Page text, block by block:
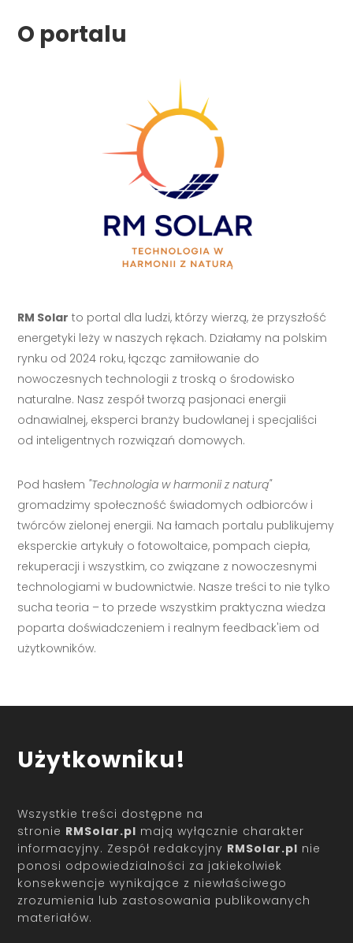
O portalu
RM Solar to portal dla ludzi, którzy wierzą, że przyszłość
energetyki leży w naszych rękach. Działamy na polskim
rynku od 2024 roku, łącząc zamiłowanie do
nowoczesnych technologii z troską o środowisko
naturalne. Nasz zespół tworzą pasjonaci energii
odnawialnej, eksperci branży budowlanej i specjaliści
od inteligentnych rozwiązań domowych.
Pod hasłem "Technologia w harmonii z naturą"
gromadzimy społeczność świadomych odbiorców i
twórców zielonej energii. Na łamach portalu publikujemy
eksperckie artykuły o fotowoltaice, pompach ciepła,
rekuperacji i wszystkim, co związane z nowoczesnymi
technologiami w budownictwie. Nasze treści to nie tylko
sucha teoria – to przede wszystkim praktyczna wiedza
poparta doświadczeniem i realnym feedback'iem od
użytkowników.
Użytkowniku!
Wszystkie treści dostępne na
stronie RMSolar.pl mają wyłącznie charakter
informacyjny. Zespół redakcyjny RMSolar.pl nie
ponosi odpowiedzialności za jakiekolwiek
konsekwencje wynikające z niewłaściwego
zrozumienia lub zastosowania publikowanych
materiałów.